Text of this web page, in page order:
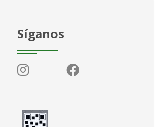
Síganos